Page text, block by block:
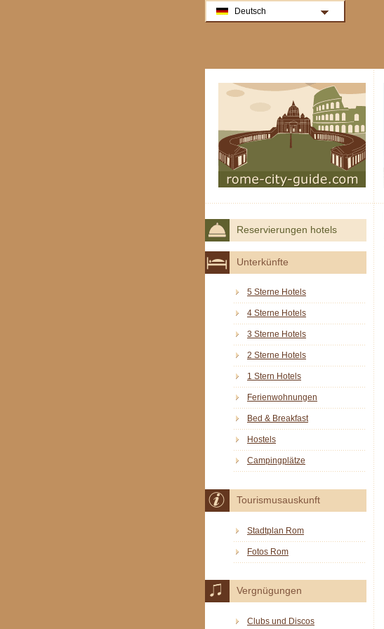
Reservierungen hotels
Unterkünfte
5 Sterne Hotels
4 Sterne Hotels
3 Sterne Hotels
2 Sterne Hotels
1 Stern Hotels
Ferienwohnungen
Bed & Breakfast
Hostels
Campingplätze
Tourismusauskunft
Stadtplan Rom
Fotos Rom
Vergnügungen
Clubs und Discos
Deutsch